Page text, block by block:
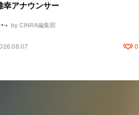
幸アナウンサー
by CINRA編集部
0